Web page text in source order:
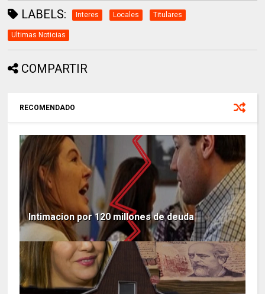
LABELS: Interes Locales Titulares
Ultimas Noticias
COMPARTIR
RECOMENDADO
Intimacion por 120 millones de deuda